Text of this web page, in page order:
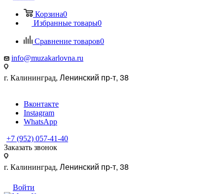
Корзина0
Избранные товары0
Сравнение товаров0
info@muzakarlovna.ru
г. Калининград, Ленинский пр-т, 38
Вконтакте
Instagram
WhatsApp
+7 (952) 057-41-40
Заказать звонок
г. Калининград, Ленинский пр-т, 38
Войти